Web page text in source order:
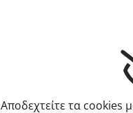
Αποδεχτείτε τα cookies